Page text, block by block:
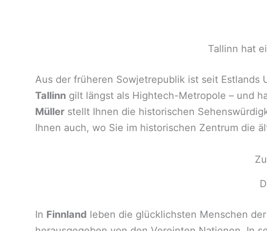
Tallinn hat
Aus der früheren Sowjetrepublik ist seit
Tallinn gilt längst als Hightech-Metropole – und
Müller stellt Ihnen die historischen
Ihnen auch, wo Sie im historischen Zentrum die
In Finnland leben die glücklichsten Menschen